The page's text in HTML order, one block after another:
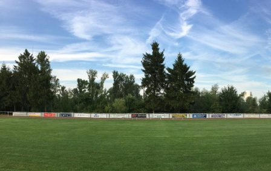
Zu
Inhalten
springen